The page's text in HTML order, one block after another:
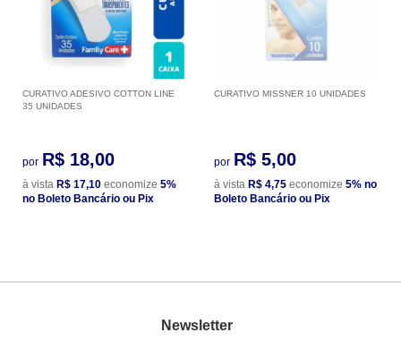
CURATIVO ADESIVO COTTON LINE
35 UNIDADES
por R$ 18,00
à vista R$ 17,10 economize 5%
no Boleto Bancário ou Pix
CURATIVO MISSNER 10 UNIDADES
por R$ 5,00
à vista R$ 4,75 economize 5% no
Boleto Bancário ou Pix
Newsletter